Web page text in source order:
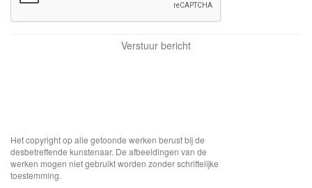
Het copyright op alle getoonde werken berust bij de
desbetreffende kunstenaar. De afbeeldingen van de
werken mogen niet gebruikt worden zonder schriftelijke
toestemming.